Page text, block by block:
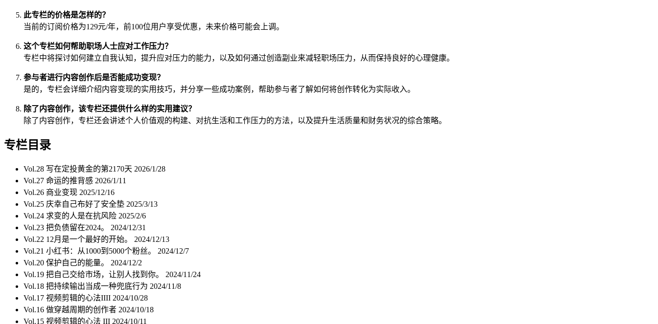
此专栏的价格是怎样的？
当前的订阅价格为129元/年，前100位用户享受优惠，未来价格可能会上调。
这个专栏如何帮助职场人士应对工作压力？
专栏中将探讨如何建立自我认知，提升应对压力的能力，以及如何通过创造副业来减轻职场压力，从而保持良好的心理健康。
参与者进行内容创作后是否能成功变现？
是的，专栏会详细介绍内容变现的实用技巧，并分享一些成功案例，帮助参与者了解如何将创作转化为实际收入。
除了内容创作，该专栏还提供什么样的实用建议？
除了内容创作，专栏还会讲述个人价值观的构建、对抗生活和工作压力的方法，以及提升生活质量和财务状况的综合策略。
专栏目录
Vol.28 写在定投黄金的第2170天 2026/1/28
Vol.27 命运的推背感 2026/1/11
Vol.26 商业变现 2025/12/16
Vol.25 庆幸自己布好了安全垫 2025/3/13
Vol.24 求变的人是在抗风险 2025/2/6
Vol.23 把负债留在2024。 2024/12/31
Vol.22 12月是一个最好的开始。 2024/12/13
Vol.21 小红书：从1000到5000个粉丝。 2024/12/7
Vol.20 保护自己的能量。 2024/12/2
Vol.19 把自己交给市场，让别人找到你。 2024/11/24
Vol.18 把持续输出当成一种兜底行为 2024/11/8
Vol.17 视频剪辑的心法IIII 2024/10/28
Vol.16 做穿越周期的创作者 2024/10/18
Vol.15 视频剪辑的心法 III 2024/10/11